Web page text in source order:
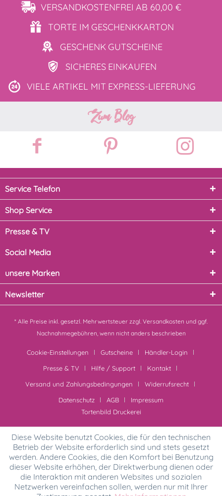
VERSANDKOSTENFREI AB 60,00 €
TORTE IM GESCHENKKARTON
GESCHENK GUTSCHEINE
SICHERES EINKAUFEN
VIELE ARTIKEL MIT EXPRESS-LIEFERUNG
Zum Blog
Service Telefon
Shop Service
Presse & TV
Social Media
unsere Marken
Newsletter
* Alle Preise inkl. gesetzl. Mehrwertsteuer zzgl. Versandkosten und ggf.
Nachnahmegebühren, wenn nicht anders beschrieben
Cookie-Einstellungen Gutscheine
Händler-Login
Presse & TV
Hilfe / Support
Kontakt
Versand und Zahlungsbedingungen
Widerrufsrecht
Datenschutz
AGB
Impressum
Tortenbild Druckerei
Diese Website benutzt Cookies, die für den technischen
Betrieb der Website erforderlich sind und stets gesetzt
werden. Andere Cookies, die den Komfort bei Benutzung
dieser Website erhöhen, der Direktwerbung dienen oder
die Interaktion mit anderen Websites und sozialen
Netzwerken vereinfachen sollen, werden nur mit Ihrer